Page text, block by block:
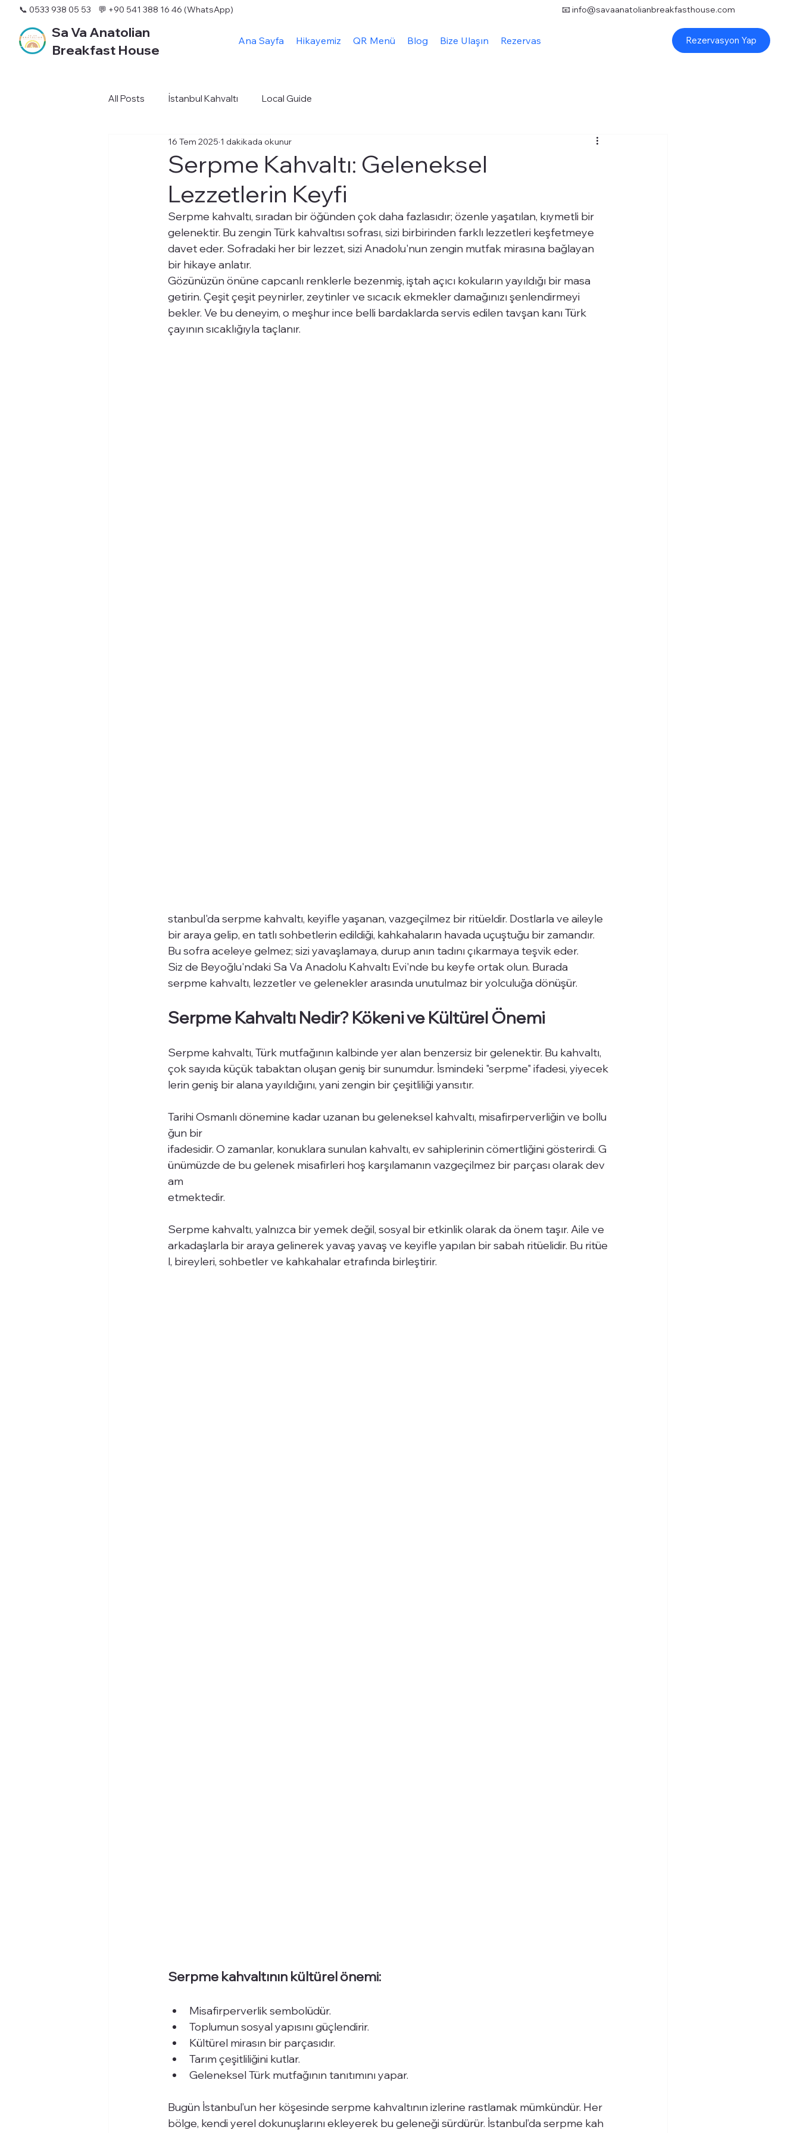
📞 0533 938 05 53 💬 +90 541 388 16 46 (WhatsApp) 📧info@savaanatolianbreakfasthouse.com
Sa Va Anatolian
Breakfast House
Ana Sayfa Hikayemiz QR Menü Blog Bize Ulaşın Rezervasyon Rezervasyon Yap
All Posts İstanbul Kahvaltı Local Guide
Serpme Kahvaltı: Geleneksel
Lezzetlerin Keyfi
16 Tem 2025 1 dakikada okunur
Serpme kahvaltı, sıradan bir öğünden çok daha fazlasıdır; özenle yaşatılan, kıymetli bir
gelenektir. Bu zengin Türk kahvaltısı sofrası, sizi birbirinden farklı lezzetleri keşfetmeye
davet eder. Sofradaki her bir lezzet, sizi Anadolu'nun zengin mutfak mirasına bağlayan
bir hikaye anlatır.
Gözünüzün önüne capcanlı renklerle bezenmiş, iştah açıcı kokuların yayıldığı bir masa
getirin. Çeşit çeşit peynirler, zeytinler ve sıcacık ekmekler damağınızı şenlendirmeyi
bekler. Ve bu deneyim, o meşhur ince belli bardaklarda servis edilen tavşan kanı Türk
çayının sıcaklığıyla taçlanır.
stanbul'da serpme kahvaltı, keyifle yaşanan, vazgeçilmez bir ritüeldir. Dostlarla ve aileyle
bir araya gelip, en tatlı sohbetlerin edildiği, kahkahaların havada uçuştuğu bir zamandır.
Bu sofra aceleye gelmez; sizi yavaşlamaya, durup anın tadını çıkarmaya teşvik eder.
Siz de Beyoğlu'ndaki Sa Va Anadolu Kahvaltı Evi'nde bu keyfe ortak olun. Burada
serpme kahvaltı, lezzetler ve gelenekler arasında unutulmaz bir yolculuğa dönüşür.
Serpme Kahvaltı Nedir? Kökeni ve Kültürel Önemi
Serpme kahvaltı, Türk mutfağının kalbinde yer alan benzersiz bir gelenektir. Bu kahvaltı,
çok sayıda küçük tabaktan oluşan geniş bir sunumdur. İsmindeki "serpme" ifadesi, yiyecek
lerin geniş bir alana yayıldığını, yani zengin bir çeşitliliği yansıtır.
Tarihi Osmanlı dönemine kadar uzanan bu geleneksel kahvaltı, misafirperverliğin ve bollu
ğun bir
ifadesidir. O zamanlar, konuklara sunulan kahvaltı, ev sahiplerinin cömertliğini gösterirdi. G
ünümüzde de bu gelenek misafirleri hoş karşılamanın vazgeçilmez bir parçası olarak dev
am
etmektedir.
Serpme kahvaltı, yalnızca bir yemek değil, sosyal bir etkinlik olarak da önem taşır. Aile ve
arkadaşlarla bir araya gelinerek yavaş yavaş ve keyifle yapılan bir sabah ritüelidir. Bu ritüe
l, bireyleri, sohbetler ve kahkahalar etrafında birleştirir.
Serpme kahvaltının kültürel önemi:
Misafirperverlik sembolüdür.
Toplumun sosyal yapısını güçlendirir.
Kültürel mirasın bir parçasıdır.
Tarım çeşitliliğini kutlar.
Geleneksel Türk mutfağının tanıtımını yapar.
Bugün İstanbul’un her köşesinde serpme kahvaltının izlerine rastlamak mümkündür. Her
bölge, kendi yerel dokunuşlarını ekleyerek bu geleneği sürdürür. İstanbul’da serpme kah